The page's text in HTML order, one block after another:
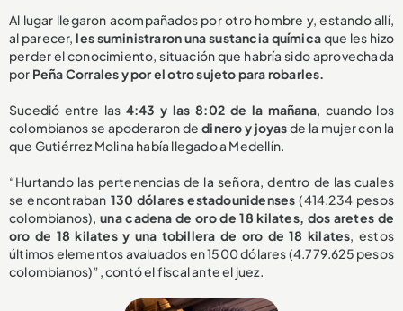
Al lugar llegaron acompañados por otro hombre y, estando allí,
al parecer,les suministraron una sustancia químicaque les hizo
perder el conocimiento, situación que habría sido aprovechada
por Peña Corrales y por el otro sujeto para robarles.
Sucedió entre las 4:43 y las 8:02 de la mañana, cuando los
colombianos se apoderaron dedinero y joyasde la mujer con la
que Gutiérrez Molina había llegado a Medellín.
“Hurtando las pertenencias de la señora, dentro de las cuales
se encontraban 130 dólares estadounidenses (414.234 pesos
colombianos),una cadena de oro de 18 kilates, dos aretes de
oro de 18 kilates y una tobillera de oro de 18 kilates, estos
últimos elementos avaluados en 1500 dólares (4.779.625 pesos
colombianos)”, contó el fiscal ante el juez.